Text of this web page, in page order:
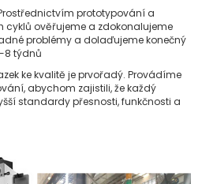
prototypování a
cyklů ověřujeme a zdokonalujeme
problémy a dolaďujeme konečný
8 týdnů
ke kvalitě je prvořadý. Provádíme
abychom zajistili, že každý
standardy přesnosti, funkčnosti a